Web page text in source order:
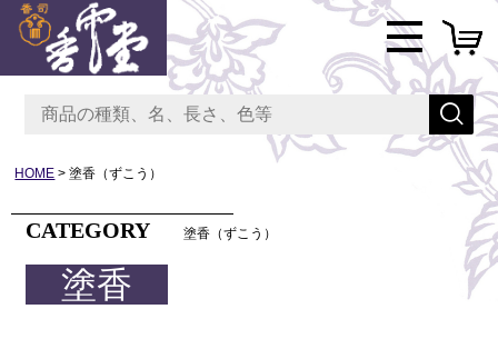
HOME 塗香（ずこう）
CATEGORY 塗香（ずこう）
塗香